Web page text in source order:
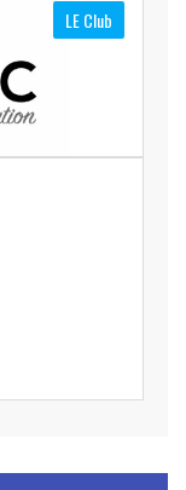
LE Club